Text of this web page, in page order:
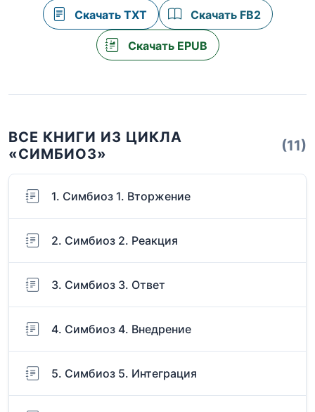
Скачать TXT Скачать FB2
Скачать EPUB
ВСЕ КНИГИ ИЗ ЦИКЛА
«СИМБИОЗ»
(11)
1. Симбиоз 1. Вторжение
2. Симбиоз 2. Реакция
3. Симбиоз 3. Ответ
4. Симбиоз 4. Внедрение
5. Симбиоз 5. Интеграция